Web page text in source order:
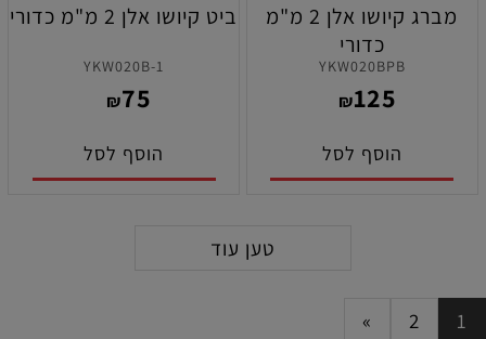
מברג קיושו אלן 2 מ"מ
כדורי
YKW020BPB
₪125
הוסף לסל
ביט קיושו אלן 2 מ"מ כדורי
YKW020B-1
₪75
הוסף לסל
טען עוד
1
2
»